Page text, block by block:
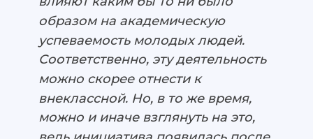
образом на академическую
успеваемость молодых людей.
Соответственно, эту деятельность
можно скорее отнести к
внеклассной. Но, в то же время,
можно и иначе взглянуть на это,